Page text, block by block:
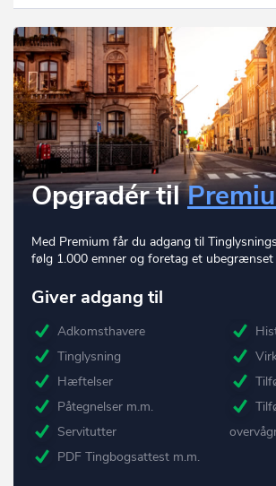
Opgradér til
Med Premium får du adgang til
følg 1.000 emner og foretag et
Giver adgang til
Adkomsthavere
Tinglysning
Hæftelser
Påtegnelser m.m.
Servitutter
PDF Tingbogsattest m.m.